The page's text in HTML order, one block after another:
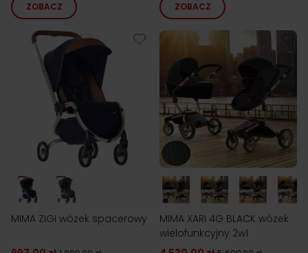
ZOBACZ
ZOBACZ
MIMA ZIGI wózek spacerowy
MIMA XARI 4G BLACK wózek
wielofunkcyjny 2w1